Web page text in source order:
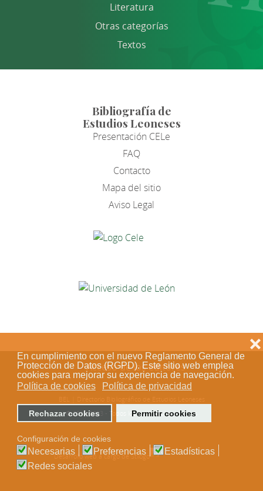
En cumplimiento con el nuevo Reglamento General de
Protección de Datos (RGPD). Este sitio web emplea
cookies para mejorar su experiencia de navegación.
Política de cookies
Política de privacidad
Rechazar cookies Permitir cookies
❌
Configuración de cookies
Necesarias Preferencias
Estadísticas
Redes sociales
Literatura
Otras categorías
Textos
Bibliografía de
Estudios Leoneses
Presentación CELe
FAQ
Contacto
Mapa del sitio
Aviso Legal
Acceso de los editores
© 2018-2023 - Todos los derechos reservados
Desarrollo web a cargo de Stílogo